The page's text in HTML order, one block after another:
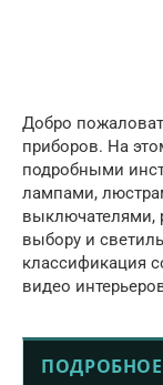
Добро
приборов. На
подробными
лампами,
выключателями,
выбору и
классификация
видео